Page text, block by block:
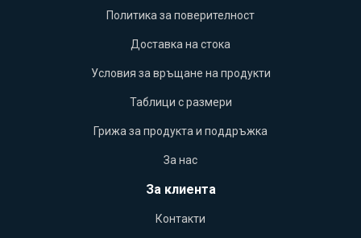
Политика за поверителност
Доставка на стока
Условия за връщане на продукти
Таблици с размери
Грижа за продукта и поддръжка
За нас
За клиента
Контакти